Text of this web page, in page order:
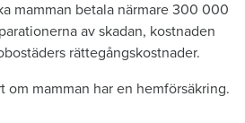
mamman betala närmare 300 000
av skadan, kostnaden
rättegångskostnader.
om mamman har en hemförsäkring.